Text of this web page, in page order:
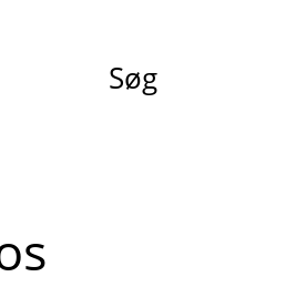
Søg